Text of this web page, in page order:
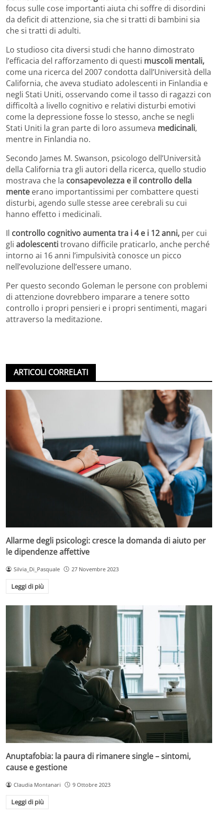
focus sulle cose importanti aiuta chi soffre di disordini
da deficit di attenzione, sia che si tratti di bambini sia
che si tratti di adulti.
Lo studioso cita diversi studi che hanno dimostrato
l’efficacia del rafforzamento di questi muscoli mentali,
come una ricerca del 2007 condotta dall’Università della
California, che aveva studiato adolescenti in Finlandia e
negli Stati Uniti, osservando come il tasso di ragazzi con
difficoltà a livello cognitivo e relativi disturbi emotivi
come la depressione fosse lo stesso, anche se negli
Stati Uniti la gran parte di loro assumeva medicinali,
mentre in Finlandia no.
Secondo James M. Swanson, psicologo dell’Università
della California tra gli autori della ricerca, quello studio
mostrava che la consapevolezza e il controllo della
mente erano importantissimi per combattere questi
disturbi, agendo sulle stesse aree cerebrali su cui
hanno effetto i medicinali.
Il controllo cognitivo aumenta tra i 4 e i 12 anni, per cui
gli adolescentitrovano difficile praticarlo, anche perché
intorno ai 16 anni l’impulsività conosce un picco
nell’evoluzione dell’essere umano.
Per questo secondo Goleman le persone con problemi
di attenzione dovrebbero imparare a tenere sotto
controllo i propri pensieri e i propri sentimenti, magari
attraverso la meditazione.
ARTICOLI CORRELATI
Allarme degli psicologi: cresce la domanda di aiuto per
le dipendenze affettive
Silvia_Di_Pasquale 27 Novembre 2023
Leggi di più
Anuptafobia: la paura di rimanere single – sintomi,
cause e gestione
Claudia Montanari 9 Ottobre 2023
Leggi di più